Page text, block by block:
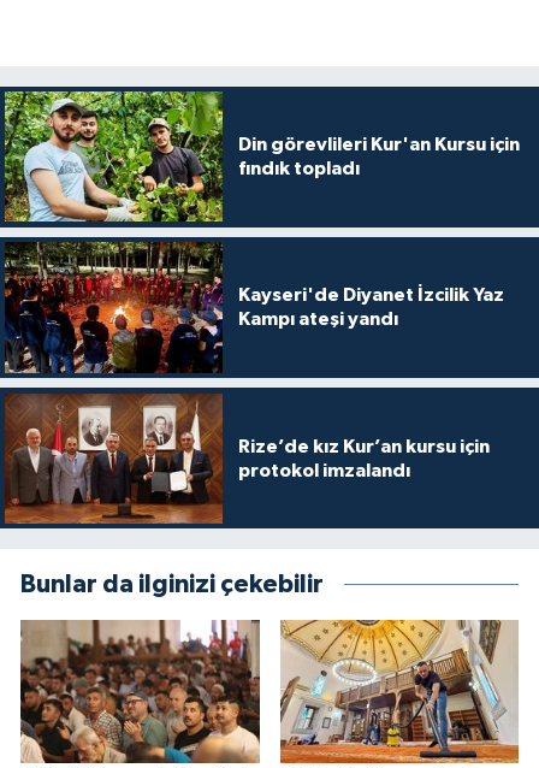
Din görevlileri Kur'an Kursu için
fındık topladı
Kayseri'de Diyanet İzcilik Yaz
Kampı ateşi yandı
Rize’de kız Kur’an kursu için
protokol imzalandı
Bunlar da ilginizi çekebilir
Düzce Müftülüğü
Edirne Müftülüğü
Elazığ Müftülüğü
Erzincan Müftülüğü
Erzurum Müftülüğü
Eskişehir Müftülüğü
Gaziantep Müftülüğü
Gümüşhane Müftülüğü
Hakkari Müftülüğü
Hatay Müftülüğü
YAŞAM